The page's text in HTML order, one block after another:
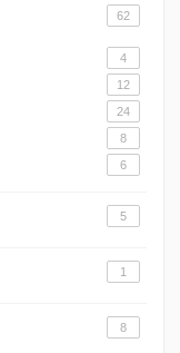
62
4
12
24
8
6
5
1
8